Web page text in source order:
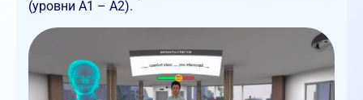
(уровни A1 – A2).